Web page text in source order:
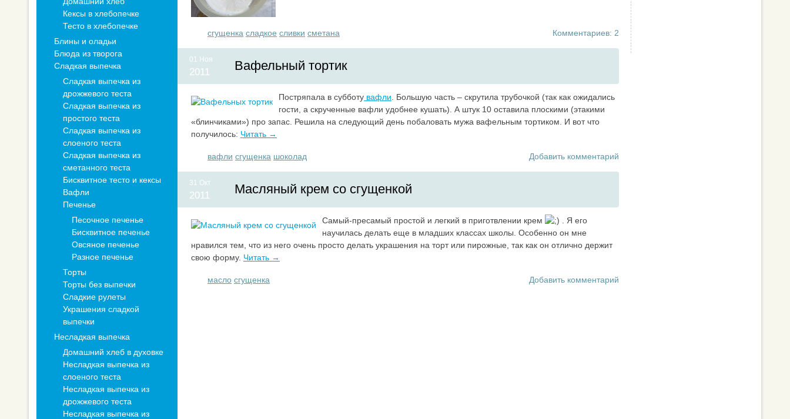
сгущенка сладкое сливки сметана Комментариев: 2
01 Ноя
2011 Вафельный тортик
Постряпала в субботу вафли . Большую часть – скрутила трубочкой (так как ожидались
гости, а скрученные вафли удобнее кушать). А штук 10 оставила плоскими (этакими
«блинчиками») про запас. Решила на следующий день побаловать мужа вафельным тортиком. И вот что
получилось: Читать →
вафли сгущенка шоколад Добавить комментарий
31 Окт
2011 Масляный крем со сгущенкой
Самый-пресамый простой и легкий в приготвлении крем
. Я его
научилась делать еще в младших классах школы. Особенно он мне
нравился тем, что из него очень просто делать украшения на торт или пирожные, так как он отлично держит
свою форму. Читать →
масло сгущенка Добавить комментарий
Кексы в хлебопечке
Тесто в хлебопечке
Блины и оладьи
Блюда из творога
Сладкая выпечка
Сладкая выпечка из
дрожжевого теста
Сладкая выпечка из
простого теста
Сладкая выпечка из
слоеного теста
Сладкая выпечка из
сметанного теста
Бисквитное тесто и кексы
Вафли
Печенье
Песочное печенье
Бисквитное печенье
Овсяное печенье
Разное печенье
Торты
Торты без выпечки
Сладкие рулеты
Украшения сладкой
выпечки
Несладкая выпечка
Домашний хлеб в духовке
Несладкая выпечка из
слоеного теста
Несладкая выпечка из
дрожжевого теста
Несладкая выпечка из